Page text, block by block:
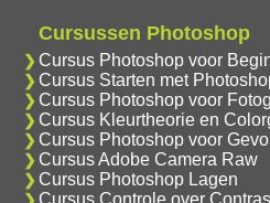
Cursussen Photoshop
Cursus Photoshop voor
Cursus Starten met
Cursus Photoshop voor
Cursus Kleurtheorie en
Cursus Photoshop voor
Cursus Adobe Camera Raw
Cursus Photoshop Lagen
Cursus Controle over